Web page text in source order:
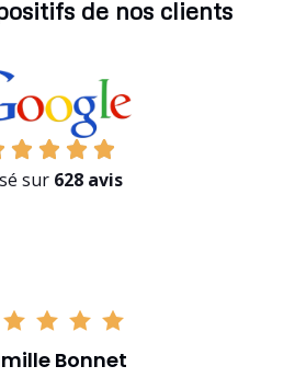
de nos clients
sur 628 avis
Bonnet